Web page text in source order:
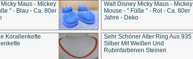
Maus - Mickey
" - Blau - Ca. 80er
Walt Disney Micky Maus - Mickey
Mouse - " Füße " - Rot - Ca. 80er
Jahre - Deko
Korallenkette
Sehr Schöner Alter Ring Aus 935
Silber Mit Weißen Und
Rubinfarbenen Steinen